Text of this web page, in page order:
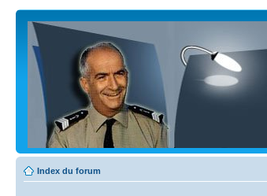
Index du forum